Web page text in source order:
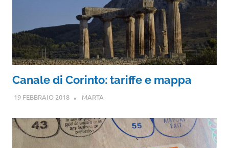
Canale di Corinto: tariffe e mappa
19 FEBBRAIO 2018 MARTA